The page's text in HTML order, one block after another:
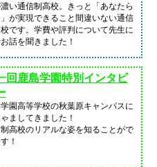
い通信制高校。きっと「あなたら
」が実現できること間違いない通信
です。学費や評判について先生に
話を聞きました！
回鹿島学園特別インタビ
学園高等学校の秋葉原キャンパスに
ましてきました！
高校のリアルな姿を知ることがで
！